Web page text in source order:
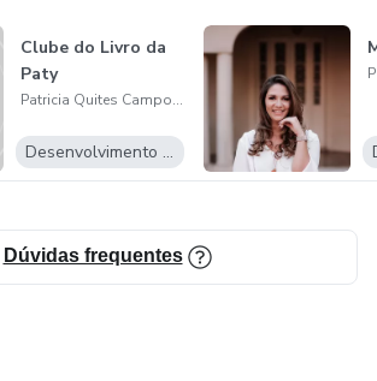
Clube do Livro da
Paty
Patricia Quites Camponez
Desenvolvimento Pessoal
Dúvidas frequentes